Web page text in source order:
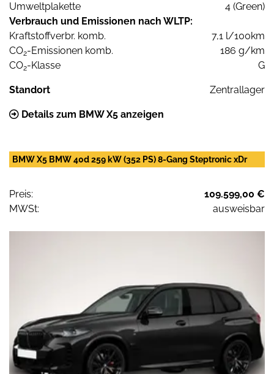
Umweltplakette
4 (Green)
Verbrauch und Emissionen nach WLTP:
Kraftstoffverbr. komb.
7,1 l/100km
CO2-Emissionen komb.
186 g/km
CO2-Klasse G
Standort Zentrallager
Details zum BMW X5 anzeigen
BMW X5 BMW 40d 259 kW (352 PS) 8-Gang Steptronic xDr
Preis:
109.599,00 €
MWSt:
ausweisbar